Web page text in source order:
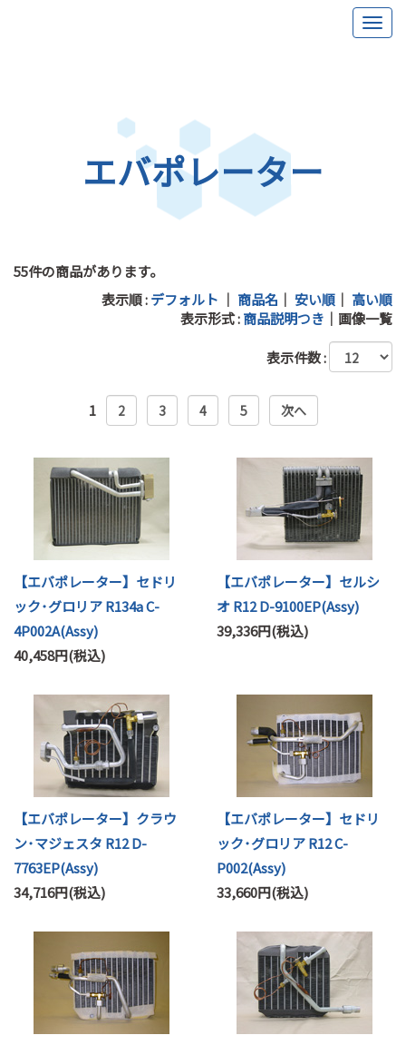
エバポレーター
55件の商品があります。
表示順 :デフォルト ｜ 商品名 ｜ 安い順 ｜ 高い順
表示形式 :商品説明つき ｜ 画像一覧
表示件数 :
1 2 3 4 5 次へ
【エバポレーター】セドリ
ック･グロリア R134a C-
4P002A(Assy)
40,458円(税込)
【エバポレーター】セルシ
オ R12 D-9100EP(Assy)
39,336円(税込)
【エバポレーター】クラウ
ン･マジェスタ R12 D-
7763EP(Assy)
34,716円(税込)
【エバポレーター】セドリ
ック･グロリア R12 C-
P002(Assy)
33,660円(税込)